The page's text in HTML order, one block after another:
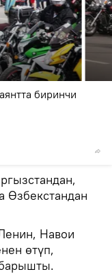
биринчи
Өзбекстандан
Навои
өтүп,